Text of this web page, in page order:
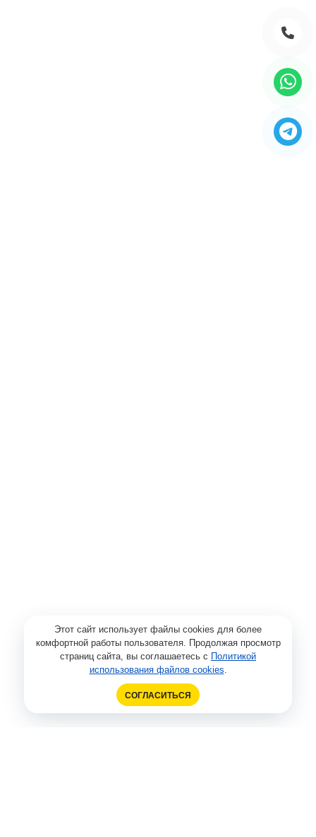
Этот сайт использует файлы cookies для более
комфортной работы пользователя. Продолжая просмотр
страниц сайта, вы соглашаетесь с Политикой
использования файлов cookies.
СОГЛАСИТЬСЯ